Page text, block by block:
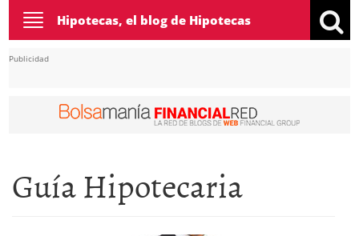
Toggle
navigation
Hipotecas, el blog de Hipotecas
Publicidad
Guía Hipotecaria